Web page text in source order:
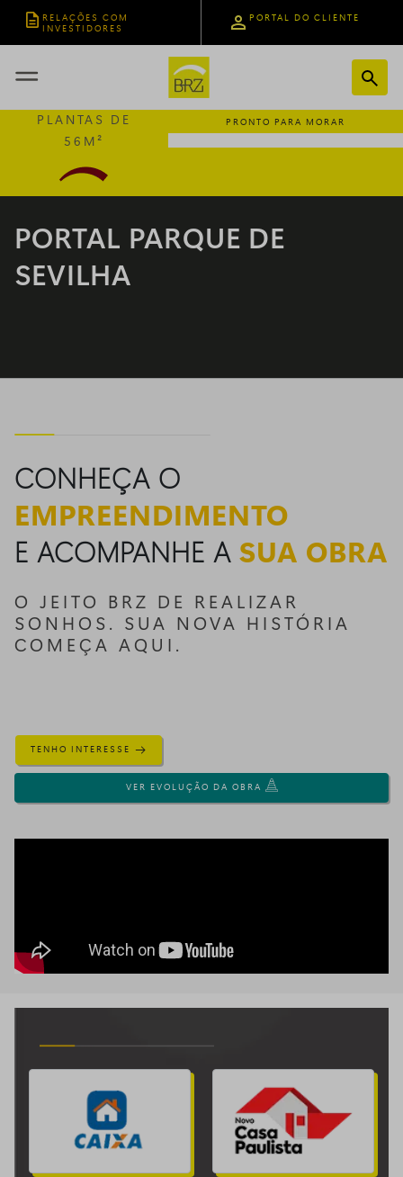
RELAÇÕES COM
INVESTIDORES
PORTAL DO CLIENTE
ARARAQUARA - SP
PRONTO PARA MORAR
PLANTAS DE
56M²
PORTAL PARQUE DE
SEVILHA
CONHEÇA O
EMPREENDIMENTO
E ACOMPANHE A SUA OBRA
O JEITO BRZ DE REALIZAR
SONHOS. SUA NOVA HISTÓRIA
COMEÇA AQUI.
TENHO INTERESSE
VER EVOLUÇÃO DA OBRA